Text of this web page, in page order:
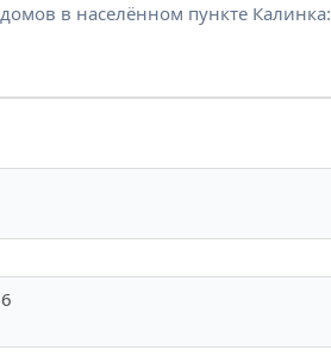
в населённом пункте Калинка: